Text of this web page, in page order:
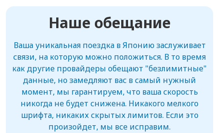
Наше обещание
Ваша уникальная поездка в Японию заслуживает
связи, на которую можно положиться. В то время
как другие провайдеры обещают "безлимитные"
данные, но замедляют вас в самый нужный
момент, мы гарантируем, что ваша скорость
никогда не будет снижена. Никакого мелкого
шрифта, никаких скрытых лимитов. Если это
произойдет, мы все исправим.